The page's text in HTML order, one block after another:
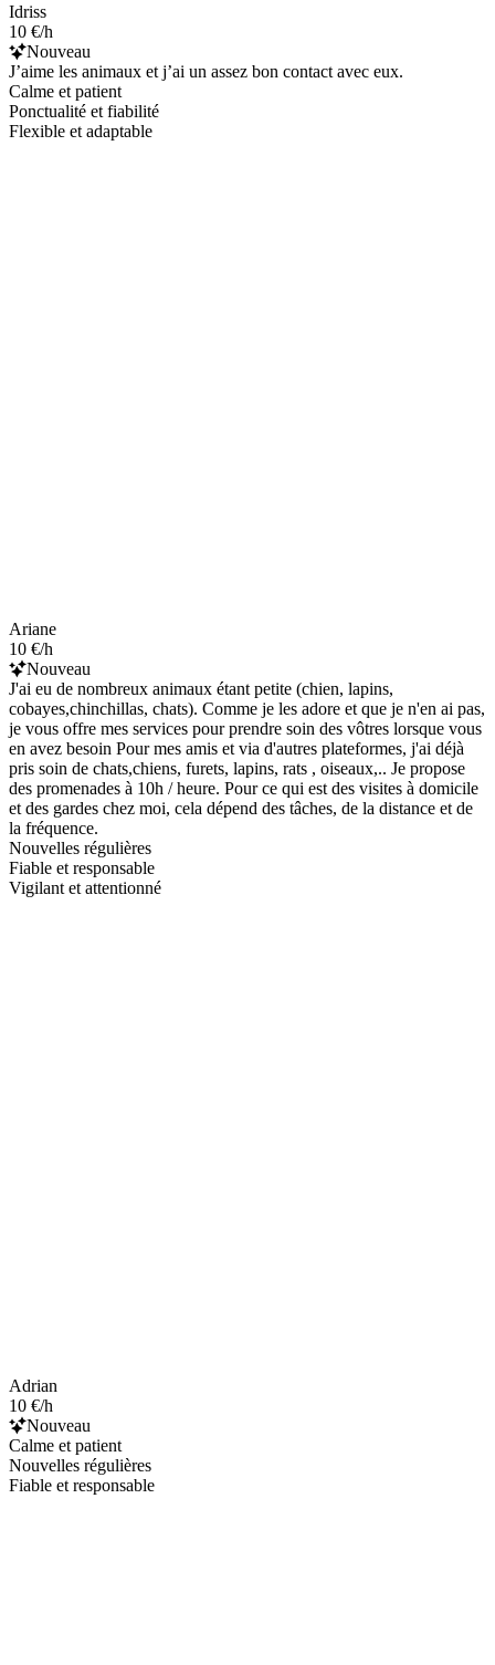
Idriss
10 €/h
Nouveau
J’aime les animaux et j’ai un assez bon contact avec eux.
Calme et patient
Ponctualité et fiabilité
Flexible et adaptable
Ariane
10 €/h
Nouveau
J'ai eu de nombreux animaux étant petite (chien, lapins,
cobayes,chinchillas, chats). Comme je les adore et que je n'en ai pas,
je vous offre mes services pour prendre soin des vôtres lorsque vous
en avez besoin Pour mes amis et via d'autres plateformes, j'ai déjà
pris soin de chats,chiens, furets, lapins, rats , oiseaux,.. Je propose
des promenades à 10h / heure. Pour ce qui est des visites à domicile
et des gardes chez moi, cela dépend des tâches, de la distance et de
la fréquence.
Nouvelles régulières
Fiable et responsable
Vigilant et attentionné
Adrian
10 €/h
Nouveau
Calme et patient
Nouvelles régulières
Fiable et responsable